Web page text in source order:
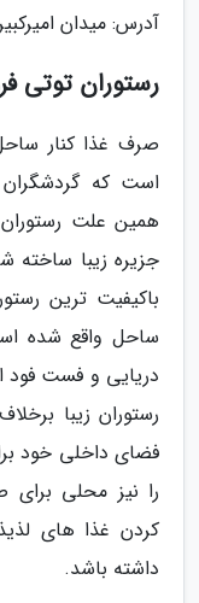
آدرس: میدان
رستوران توتی
صرف غذا کنار
است که گردشگران
همین علت
جزیره زیبا ساخته
باکیفیت ترین
ساحل واقع شده
دریایی و فست فود
رستوران زیبا
فضای داخلی خود
را نیز محلی برای
کردن غذا های
داشته باشد.